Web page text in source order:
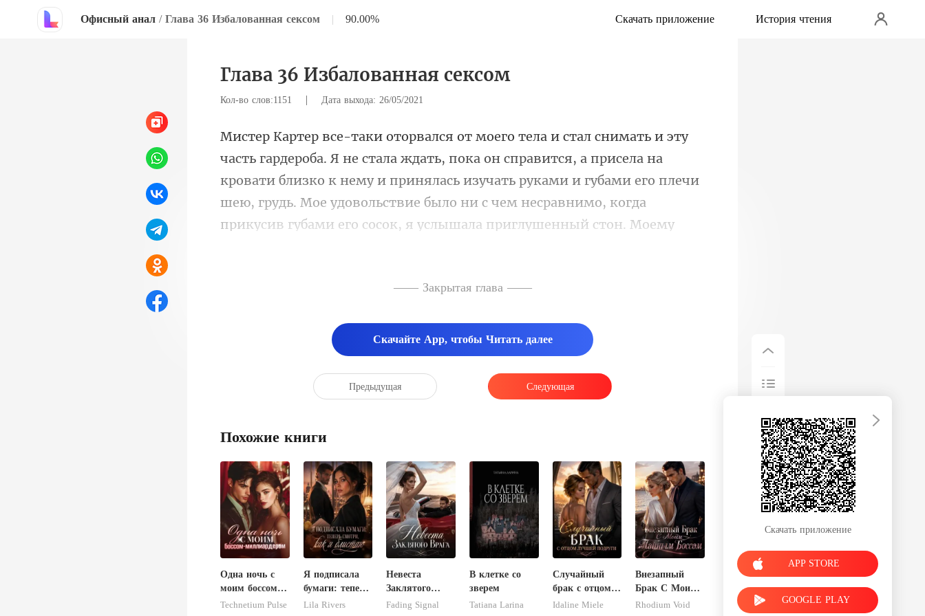
Офисный анал / Глава 36 Избалованная сексом | 90.00% Скачать приложение История чтения
Глава 36 Избалованная сексом
Кол-во слов:1151 | Дата выхода: 26/05/2021
ится, а присела на
кровати близко к нему и принялась изучать руками и губами его плечи
шею, грудь. Мое удовольствие
—— Закрытая глава ——
Скачайте App, чтобы Читать далее
Предыдущая Следующая
Похожие книги
Одна ночь с
моим боссом-
миллиардером
Technetium Pulse
Я подписала
бумаги: теперь
смотри, как я
Lila Rivers
Невеста
Заклятого
Врага
Fading Signal
В клетке со
зверем
Tatiana Larina
Случайный
брак с отцом
лучшей
Idaline Miele
Внезапный
Брак С Моим
Тайным
Rhodium Void
Скачать приложение
APP STORE
GOOGLE PLAY